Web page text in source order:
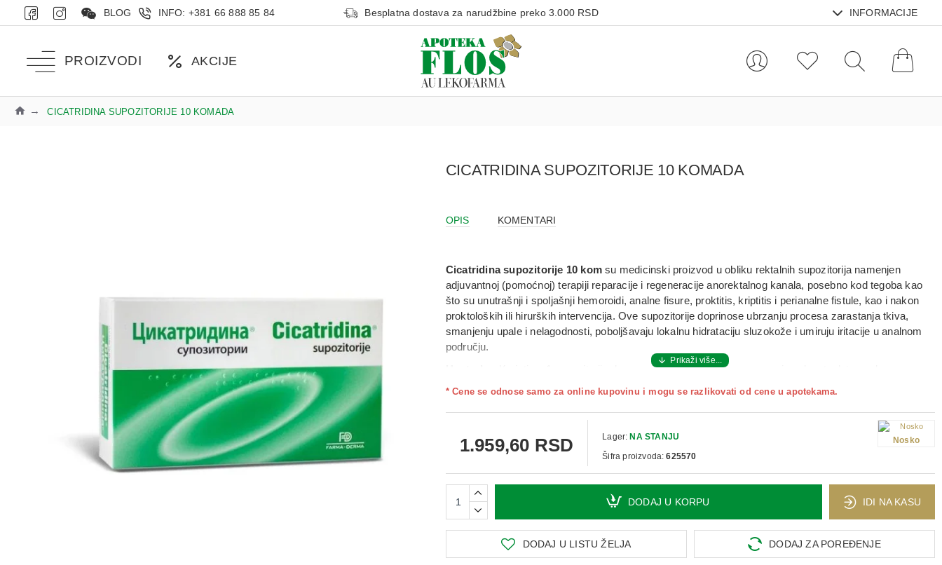
BLOG INFO: +381 66 888 85 84 Besplatna dostava za narudžbine preko 3.000 RSD INFORMACIJE
PROIZVODI AKCIJE
CICATRIDINA SUPOZITORIJE 10 KOMADA
CICATRIDINA SUPOZITORIJE 10 KOMADA
OPIS KOMENTARI
Cicatridina supozitorije 10 kom su medicinski proizvod u obliku rektalnih supozitorija namenjen
adjuvantnoj (pomoćnoj) terapiji reparacije i regeneracije anorektalnog kanala, posebno kod tegoba kao
što su unutrašnji i spoljašnji hemoroidi, analne fisure, proktitis, kriptitis i perianalne fistule, kao i nakon
proktoloških ili hirurških intervencija. Ove supozitorije doprinose ubrzanju procesa zarastanja tkiva,
smanjenju upale i nelagodnosti, poboljšavaju lokalnu hidrataciju sluzokože i umiruju iritacije u analnom
području.
, najčešćeuveče pre spavanja
farmaceuta. Pre i posle upotrebe preporučuje se pranje ruku radi higijene.
* Cene se odnose samo za online kupovinu i mogu se razlikovati od cene u apotekama.
1.959,60 RSD Lager: NA STANJU
Šifra proizvoda: 625570
Nosko
DODAJ U KORPU IDI NA KASU
DODAJ U LISTU ŽELJA DODAJ ZA POREĐENJE